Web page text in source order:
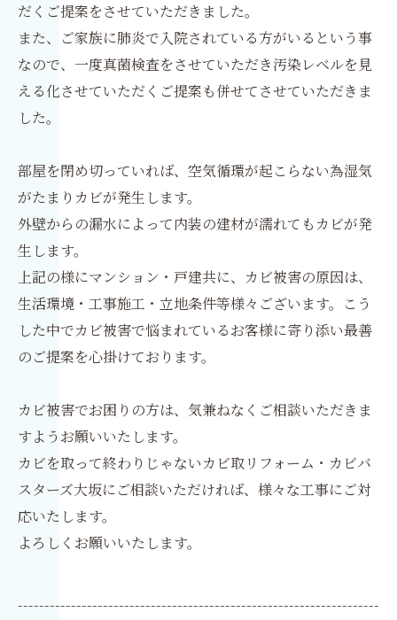
だくご提案をさせていただきました。
また、ご家族に肺炎で入院されている方がいるという事
なので、一度真菌検査をさせていただき汚染レベルを見
える化させていただくご提案も併せてさせていただきま
した。
部屋を閉め切っていれば、空気循環が起こらない為湿気
がたまりカビが発生します。
外壁からの漏水によって内装の建材が濡れてもカビが発
生します。
上記の様にマンション・戸建共に、カビ被害の原因は、
生活環境・工事施工・立地条件等様々ございます。こう
した中でカビ被害で悩まれているお客様に寄り添い最善
のご提案を心掛けております。
カビ被害でお困りの方は、気兼ねなくご相談いただきま
すようお願いいたします。
カビを取って終わりじゃないカビ取リフォーム・カビバ
スターズ大坂にご相談いただければ、様々な工事にご対
応いたします。
よろしくお願いいたします。
--------------------------------------------------------------------